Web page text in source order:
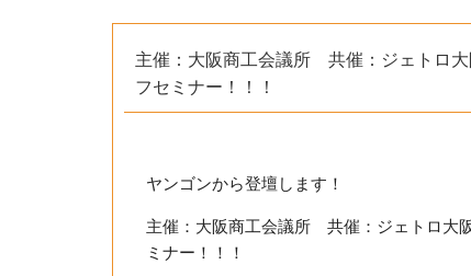
主催：大阪商工会議所 共催：ジェトロ
フセミナー！！！
ヤンゴンから登壇します！
主催：大阪商工会議所 共催：ジェトロ
ミナー！！！